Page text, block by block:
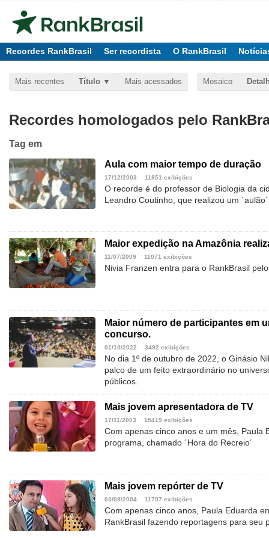
Recordes RankBrasil Ser recordista O RankBrasil
Mais recentes Título Mais acessados Mosaico
Recordes homologados pelo
Tag em
Aula com maior tempo de duração
17/12/2003 11851 exibições
O recorde é do professor de Biologia da
Leandro Coutinho, que realizou um
Maior expedição na Amazônia
11/07/2009 11071 exibições
Nivia Franzen entra para o RankBrasil
Maior número de participantes em
concurso.
01/10/2022 3492 exibições
No dia 1º de outubro de 2022, o Ginásio
palco de um feito extraordinário no
públicos.
Mais jovem apresentadora de TV
17/11/2003 15419 exibições
Com apenas cinco anos e um mês, Paula
programa, chamado ´Hora do Recreio´
Mais jovem repórter de TV
03/08/2004 11707 exibições
Com apenas cinco anos, Paula Eduarda
RankBrasil fazendo reportagens para seu